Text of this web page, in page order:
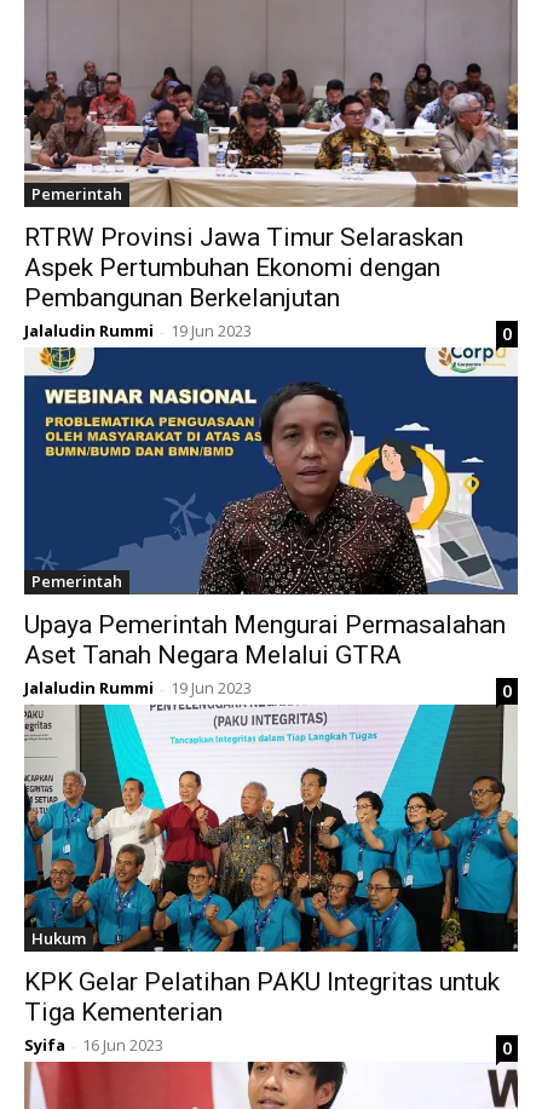
Pemerintah
RTRW Provinsi Jawa Timur Selaraskan
Aspek Pertumbuhan Ekonomi dengan
Pembangunan Berkelanjutan
Jalaludin Rummi - 19 Jun 2023 0
Pemerintah
Upaya Pemerintah Mengurai Permasalahan
Aset Tanah Negara Melalui GTRA
Jalaludin Rummi - 19 Jun 2023 0
Hukum
KPK Gelar Pelatihan PAKU Integritas untuk
Tiga Kementerian
Syifa - 16 Jun 2023 0